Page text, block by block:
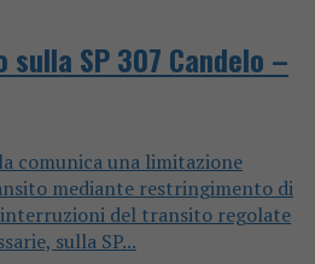
sulla SP 307 Candelo –
comunica una limitazione
mediante restringimento di
del transito regolate
sulla SP...